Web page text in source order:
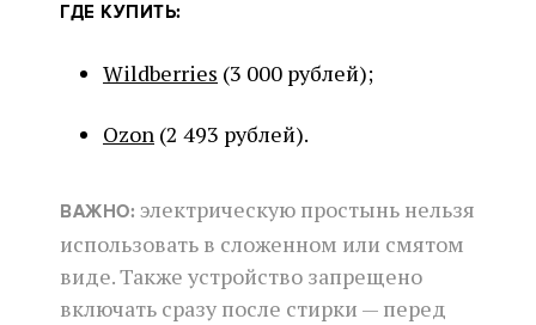
ГДЕ КУПИТЬ:
Wildberries (3 000 рублей);
Ozon (2 493 рублей).
ВАЖНО: электрическую простынь нельзя
использовать в сложенном или смятом
виде. Также устройство запрещено
включать сразу после стирки — перед